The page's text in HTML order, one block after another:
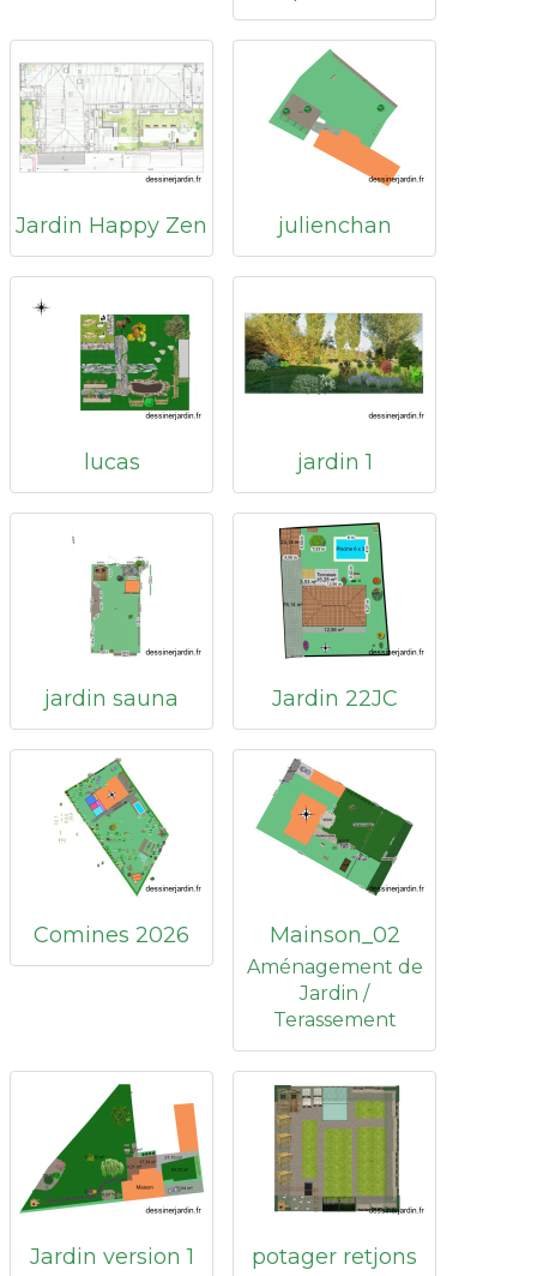
Jardin Happy Zen julienchan
lucas jardin 1
jardin sauna Jardin 22JC
Comines 2026 Mainson_02
Aménagement de
Jardin /
Terassement
Jardin version 1 potager retjons